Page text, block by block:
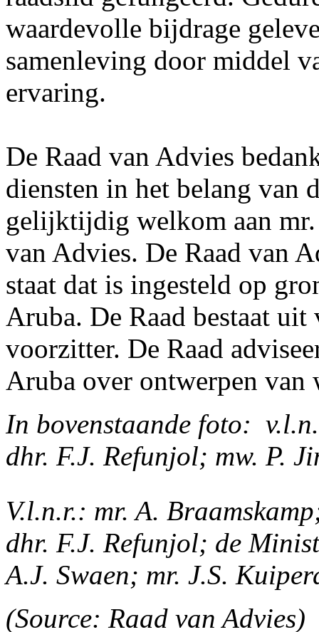
waardevolle bijdrage
samenleving door middel
ervaring.
De Raad van Advies
diensten in het belang van
gelijktijdig welkom aan
van Advies. De Raad van
staat dat is ingesteld op
Aruba. De Raad bestaat
voorzitter. De Raad
Aruba over ontwerpen van
In bovenstaande foto:
dhr. F.J. Refunjol; mw. P.
V.l.n.r.: mr. A.
dhr. F.J. Refunjol; de
A.J. Swaen; mr. J.S.
(Source: Raad van Advies)